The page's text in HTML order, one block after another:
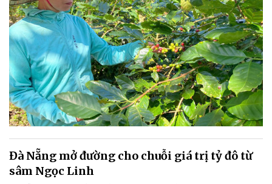
Đà Nẵng mở đường cho chuỗi giá trị tỷ đô từ
sâm Ngọc Linh